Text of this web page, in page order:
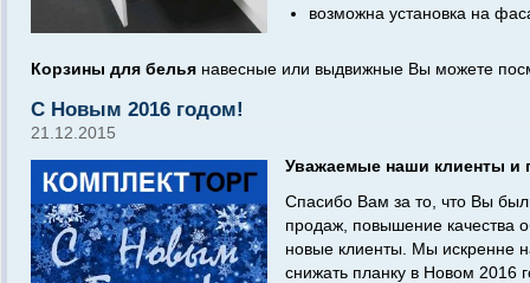
возможна установка на
Корзины для белья навесные или выдвижные Вы можете
С Новым 2016 годом!
21.12.2015
Уважаемые наши клиенты и
Спасибо Вам за то, что Вы
продаж, повышение качества
новые клиенты. Мы искренне
снижать планку в Новом 2016